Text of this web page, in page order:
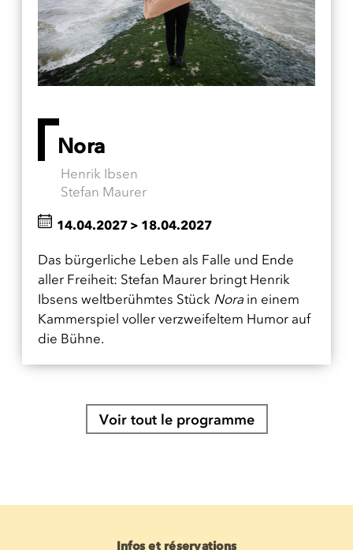
Nora
Henrik Ibsen
Stefan Maurer
Das bürgerliche Leben als Falle und Ende
aller Freiheit: Stefan Maurer bringt Henrik
Ibsens weltberühmtes Stück Nora in einem
Kammerspiel voller verzweifeltem Humor auf
die Bühne.
14.04.2027 > 18.04.2027
Voir tout le programme
Infos et réservations